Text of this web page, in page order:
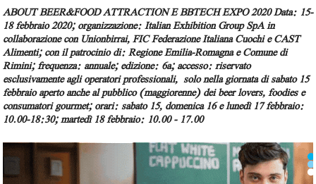
ABOUT BEER&FOOD ATTRACTION E BBTECH EXPO 2020Data:15-
18 febbraio 2020;organizzazione:Italian Exhibition Group SpA in
collaborazione con Unionbirrai, FIC Federazione Italiana Cuochi e CAST
Alimenti;con il patrocinio di:Regione Emilia-Romagna e Comune di
Rimini;frequenza:annuale;edizione:6a;accesso:riservato
esclusivamente agli operatori professionali, solo nella giornata di sabato 15
febbraio aperto anche al pubblico (maggiorenne) dei beer lovers, foodies e
consumatori gourmet;orari:sabato 15, domenica 16 e lunedì 17 febbraio:
10.00-18:30; martedì 18 febbraio: 10.00 - 17.00